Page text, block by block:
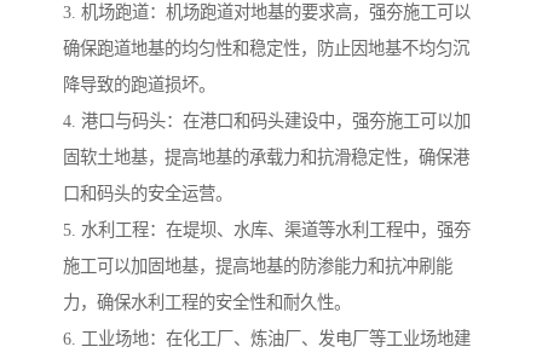
3. 机场跑道：机场跑道对地基的要求高，强夯施工可以
确保跑道地基的均匀性和稳定性，防止因地基不均匀沉
降导致的跑道损坏。
4. 港口与码头：在港口和码头建设中，强夯施工可以加
固软土地基，提高地基的承载力和抗滑稳定性，确保港
口和码头的安全运营。
5. 水利工程：在堤坝、水库、渠道等水利工程中，强夯
施工可以加固地基，提高地基的防渗能力和抗冲刷能
力，确保水利工程的安全性和耐久性。
6. 工业场地：在化工厂、炼油厂、发电厂等工业场地建